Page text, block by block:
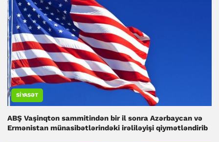
SIYASƏT
ABŞ Vaşinqton sammitindən bir il sonra Azərbaycan və
Ermənistan münasibətlərindəki irəliləyişi qiymətləndirib